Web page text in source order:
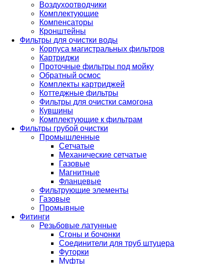
Воздухоотводчики
Комплектующие
Компенсаторы
Кронштейны
Фильтры для очистки воды
Корпуса магистральных фильтров
Картриджи
Проточные фильтры под мойку
Обратный осмос
Комплекты картриджей
Коттеджные фильтры
Фильтры для очистки самогона
Кувшины
Комплектующие к фильтрам
Фильтры грубой очистки
Промышленные
Сетчатые
Механические сетчатые
Газовые
Магнитные
Фланцевые
Фильтрующие элементы
Газовые
Промывные
Фитинги
Резьбовые латунные
Сгоны и бочонки
Соединители для труб штуцера
Футорки
Муфты